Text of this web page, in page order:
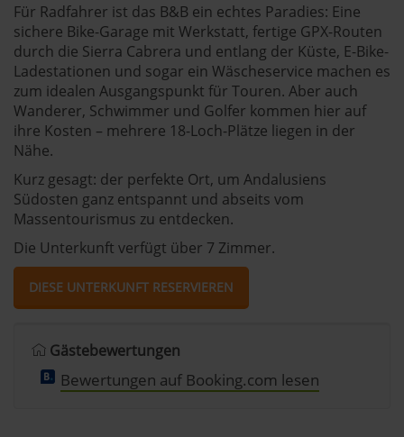
Für Radfahrer ist das B&B ein echtes Paradies: Eine
sichere Bike-Garage mit Werkstatt, fertige GPX-Routen
durch die Sierra Cabrera und entlang der Küste, E-Bike-
Ladestationen und sogar ein Wäscheservice machen es
zum idealen Ausgangspunkt für Touren. Aber auch
Wanderer, Schwimmer und Golfer kommen hier auf
ihre Kosten – mehrere 18-Loch-Plätze liegen in der
Nähe.
Kurz gesagt: der perfekte Ort, um Andalusiens
Südosten ganz entspannt und abseits vom
Massentourismus zu entdecken.
Die Unterkunft verfügt über 7 Zimmer.
DIESE UNTERKUNFT RESERVIEREN
Gästebewertungen
Bewertungen auf Booking.com lesen